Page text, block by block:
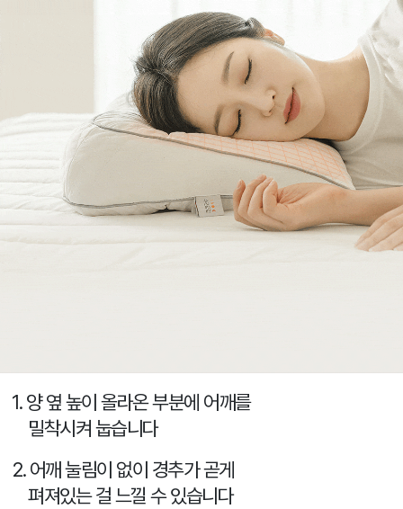
1. 양 옆 높이 올라온 부분에 어깨를
밀착시켜 눕습니다
2. 어깨 눌림이 없이 경추가 곧게
펴져있는 걸 느낄 수 있습니다